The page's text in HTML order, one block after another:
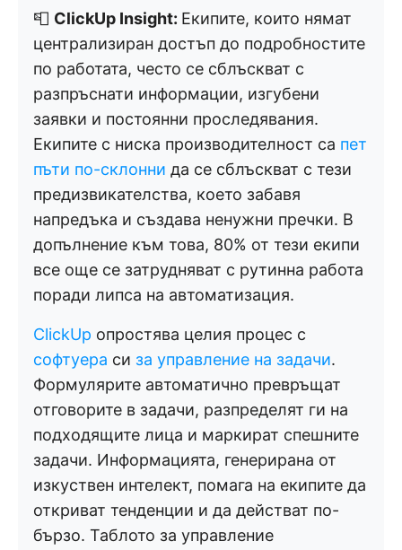
📮 ClickUp Insight: Екипите, които нямат
централизиран достъп до подробностите
по работата, често се сблъскват с
разпръснати информации, изгубени
заявки и постоянни проследявания.
Екипите с ниска производителност са пет
пъти по-склонни да се сблъскват с тези
предизвикателства, което забавя
напредъка и създава ненужни пречки. В
допълнение към това, 80% от тези екипи
все още се затрудняват с рутинна работа
поради липса на автоматизация.
ClickUp опростява целия процес с
софтуера си за управление на задачи.
Формулярите автоматично превръщат
отговорите в задачи, разпределят ги на
подходящите лица и маркират спешните
задачи. Информацията, генерирана от
изкуствен интелект, помага на екипите да
откриват тенденции и да действат по-
бързо. Таблото за управление